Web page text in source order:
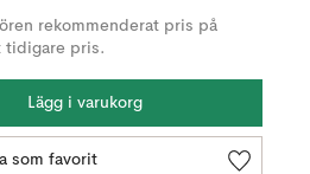
rekommenderat pris på
tidigare pris.
Lägg i varukorg
som favorit